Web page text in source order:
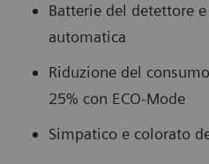
Batterie del detettore
automatica
Riduzione del
25% con ECO-Mode
Simpatico e colorato